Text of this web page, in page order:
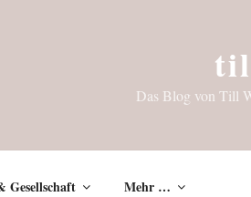
Das Blog von Till
Gesellschaft Mehr …